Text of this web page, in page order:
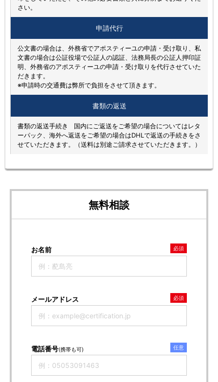
さい。
申請代行
公文書の場合は、外務省でアポスティーユの申請・受け取り、私
文書の場合は公証役場で公証人の認証、法務局長の公証人押印証
明、外務省のアポスティーユの申請・受け取りを代行させていた
だきます。
※申請時の交通費は弊所で負担をさせて頂きます。
書類の返送
書類の返送手続き 国内にご返送をご希望の場合についてはレタ
ーパック、海外へ返送をご希望の場合はDHLで返送の手続きをさ
せていただきます。（送料は別途ご請求させていただきます。）
無料相談
お名前 必須
メールアドレス 必須
電話番号(携帯も可) 任意